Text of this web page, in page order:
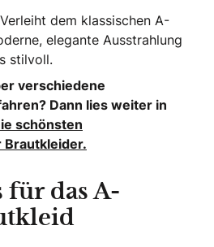
Verleiht dem klassischen A-
elegante Ausstrahlung
stilvoll.
verschiedene
Dann lies weiter in
schönsten
das A-